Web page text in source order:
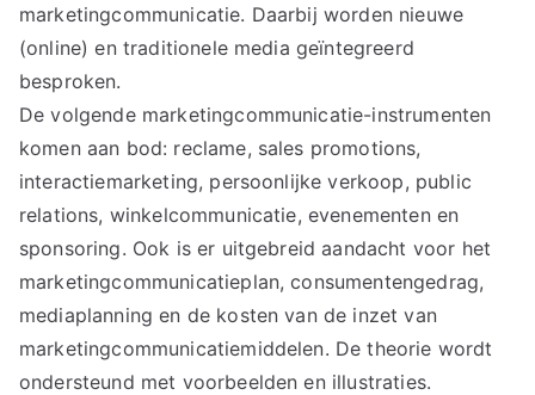
marketingcommunicatie. Daarbij worden nieuwe
(online) en traditionele media geïntegreerd
besproken.
De volgende marketingcommunicatie-instrumenten
komen aan bod: reclame, sales promotions,
interactiemarketing, persoonlijke verkoop, public
relations, winkelcommunicatie, evenementen en
sponsoring. Ook is er uitgebreid aandacht voor het
marketingcommunicatieplan, consumentengedrag,
mediaplanning en de kosten van de inzet van
marketingcommunicatiemiddelen. De theorie wordt
ondersteund met voorbeelden en illustraties.